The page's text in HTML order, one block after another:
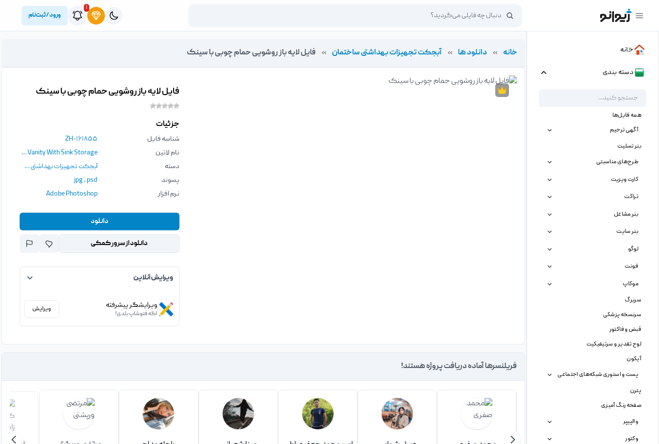
۱
ورود / ثبت‌نام
خانه
دسته بندی
همه فایل‌ها
آگهی ترحیم
بنر تسلیت
طرح‌های مناسبتی
کارت ویزیت
تراکت
بنر مشاغل
بنر سایت
لوگو
فونت
موکاپ
سربرگ
سرنسخه پزشکی
قبض و فاکتور
لوح تقدیر و سرتیفیکیت
آیکون
پست و استوری شبکه‌های اجتماعی
پترن
صفحه رنگ آمیزی
والپیپر
وکتور
خانه » دانلود ها » آبجکت تجهیزات بهداشتی ساختمان » فایل لایه باز روشویی حمام چوبی با سینک
فایل لایه باز روشویی حمام چوبی با سینک
جزئیات
شناسه فایل
ZH-۱۶۱۸۵۵
نام لاتین
Wooden Bathroom Vanity With Sink Storage
دسته
آبجکت تجهیزات بهداشتی ساختمان
پسوند
jpg ،psd
نرم افزار
Adobe Photoshop
دانلود
دانلود از سرور کمکی
ویرایش آنلاین
ویرایشگر پیشرفته
اگه فتوشاپ بلدی!
ویرایش
فریلنسرها آماده دریافت پروژه هستند!